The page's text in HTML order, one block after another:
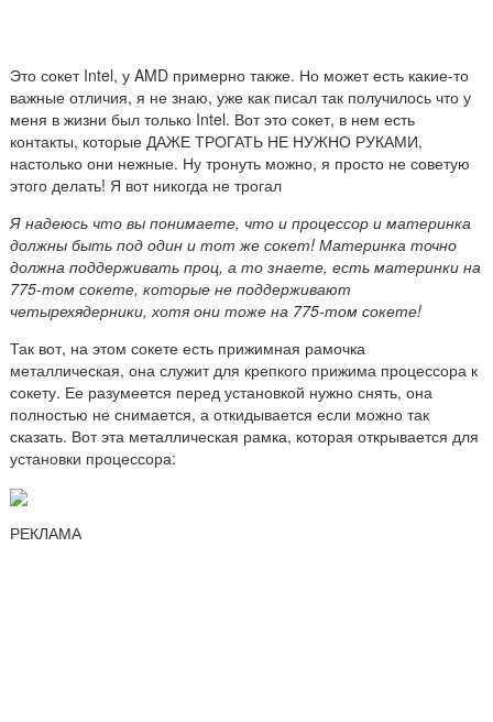
Это сокет Intel, у AMD примерно также. Но может есть какие-то
важные отличия, я не знаю, уже как писал так получилось что у
меня в жизни был только Intel. Вот это сокет, в нем есть
контакты, которые ДАЖЕ ТРОГАТЬ НЕ НУЖНО РУКАМИ,
настолько они нежные. Ну тронуть можно, я просто не советую
этого делать! Я вот никогда не трогал
Я надеюсь что вы понимаете, что и процессор и материнка
должны быть под один и тот же сокет! Материнка точно
должна поддерживать проц, а то знаете, есть материнки на
775-том сокете, которые не поддерживают
четырехядерники, хотя они тоже на 775-том сокете!
Так вот, на этом сокете есть прижимная рамочка
металлическая, она служит для крепкого прижима процессора к
сокету. Ее разумеется перед установкой нужно снять, она
полностью не снимается, а откидывается если можно так
сказать. Вот эта металлическая рамка, которая открывается для
установки процессора:
РЕКЛАМА